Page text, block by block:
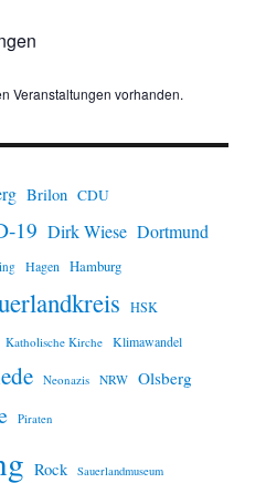
Veranstaltungen vorhanden.
Brilon CDU
19 Dirk Wiese Dortmund
Hagen Hamburg
HSK
Katholische Kirche Klimawandel
Neonazis NRW Olsberg
Piraten
Rock Sauerlandmuseum